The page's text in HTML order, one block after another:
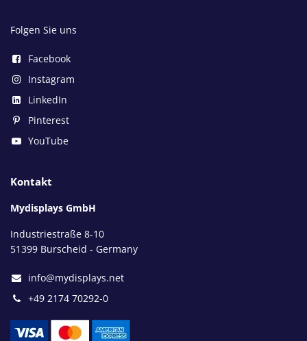
Folgen Sie uns
Facebook
Instagram
LinkedIn
Pinterest
YouTube
Kontakt
Mydisplays GmbH
Industriestraße 8-10
51399 Burscheid - Germany
info@mydisplays.net
+49 2174 70292-0